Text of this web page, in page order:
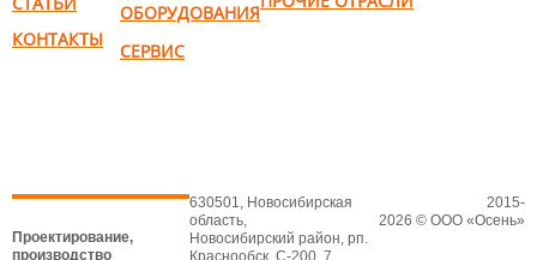
КОНТАКТЫ
ОБОРУДОВАНИЯ
СЕРВИС
Проектирование,
производство
630501, Новосибирская
область,
Новосибирский район, рп.
Краснообск, С-200, 7
2015-
2026 © ООО «Осень»